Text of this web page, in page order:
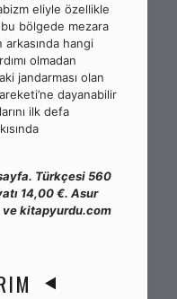
eliyle özellikle
bölgede mezara
arkasında hangi
olmadan
jandarması olan
dayanabilir
ilk defa
Türkçesi 560
14,00 €. Asur
ve kitapyurdu.com